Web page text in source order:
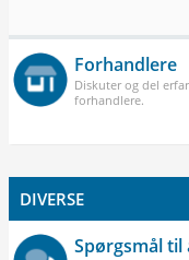
Forhandlere
Diskuter og del
forhandlere.
DIVERSE
Spørgsmål til